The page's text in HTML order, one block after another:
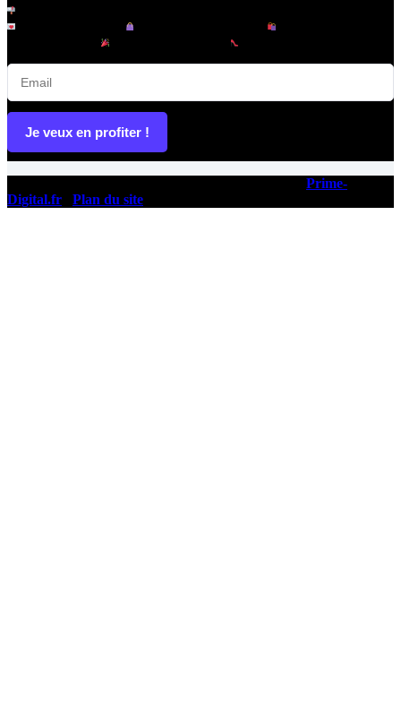
Inscrivez-vous à notre newsletter et recevez :
Offres exclusives |
Nouveautés tendance | Lancements en
Promotions privées |
Je veux en profiter !
Prime-
Digital.fr
Plan du site